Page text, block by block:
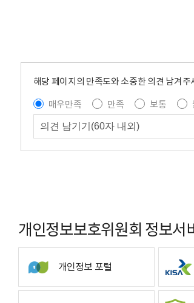
해당 페이지의 만족도와 소중한 의견 남겨주
매우만족
만족 보통
개인정보보호위원회 정보서
개인정보 포털